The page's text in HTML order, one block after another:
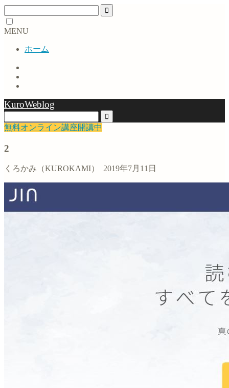
MENU
ホーム
KuroWeblog
無料オンライン講座開講中
2
くろかみ（KUROKAMI） 2019年7月11日